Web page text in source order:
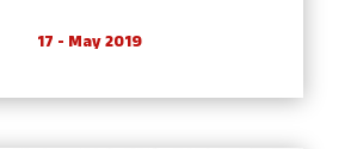
17 - May 2019